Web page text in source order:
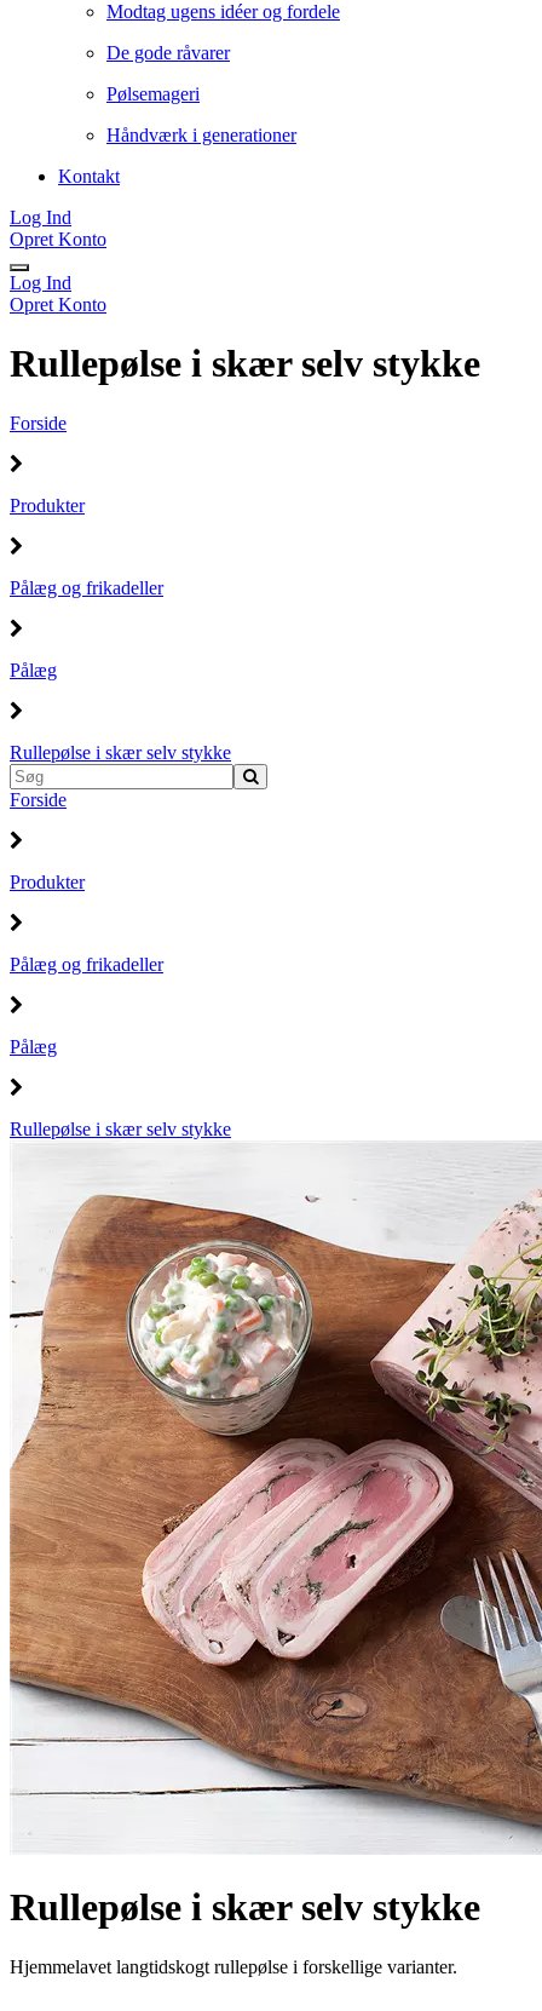
Modtag ugens idéer og fordele
De gode råvarer
Pølsemageri
Håndværk i generationer
Kontakt
Log Ind
Opret Konto
Log Ind
Opret Konto
Rullepølse i skær selv stykke
Forside
Produkter
Pålæg og frikadeller
Pålæg
Rullepølse i skær selv stykke
Forside
Produkter
Pålæg og frikadeller
Pålæg
Rullepølse i skær selv stykke
Rullepølse i skær selv stykke
Hjemmelavet langtidskogt rullepølse i forskellige varianter.